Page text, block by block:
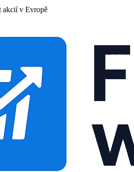
akcií v Evropě